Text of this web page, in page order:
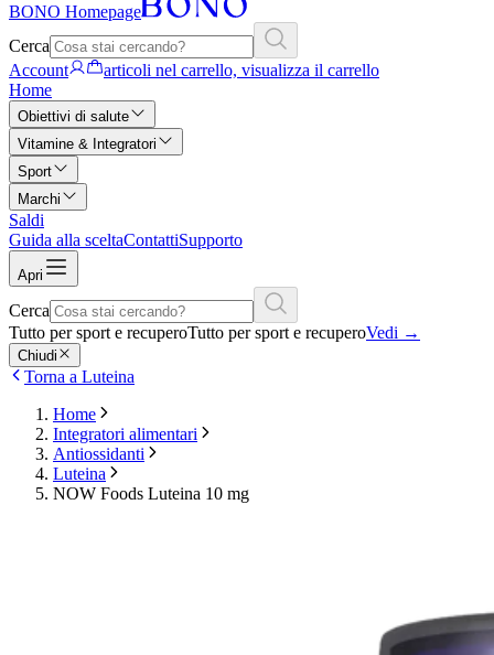
BONO Homepage
Cerca
Account
articoli nel carrello, visualizza il carrello
Home
Obiettivi di salute
Vitamine & Integratori
Sport
Marchi
Saldi
Guida alla sceltaContattiSupporto
Apri
Cerca
Tutto per sport e recuperoTutto per sport e recuperoVedi →
Chiudi
Torna a Luteina
Home
Integratori alimentari
Antiossidanti
Luteina
NOW Foods Luteina 10 mg